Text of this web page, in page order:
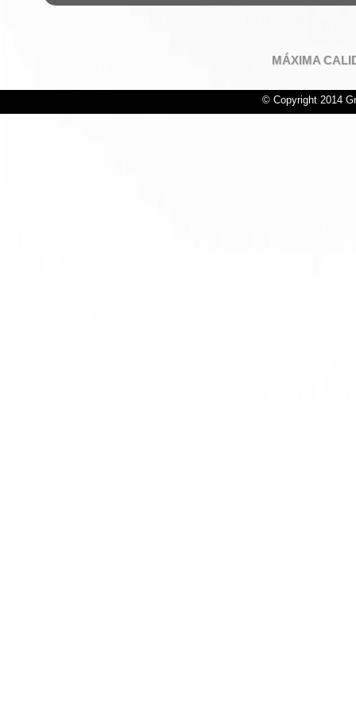
MÁXIMA
© Copyright 2014